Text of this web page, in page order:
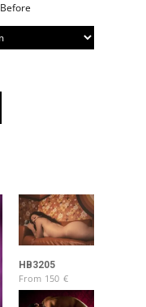
Before
HB3205
From 150 €